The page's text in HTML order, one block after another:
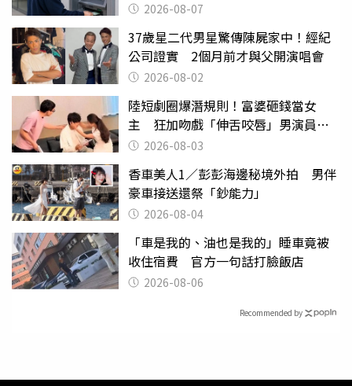
2026-08-07
37歲星二代男星驚傳陳屍家中！經紀
公司證實 2個月前才與父開演唱會
2026-08-02
陸短劇圈爆潛規則！富婆砸錢當女
主 狂加吻戲「伸舌咬唇」男演員崩
潰 2026-08-03
香車美人1／彭彭海邊秘境外拍 男伴
豪車接送還祭「鈔能力」
2026-08-04
「車是我的、油也是我的」睡車竟被
收住宿費 官方一句話打臉飯店
2026-08-06
Recommended by